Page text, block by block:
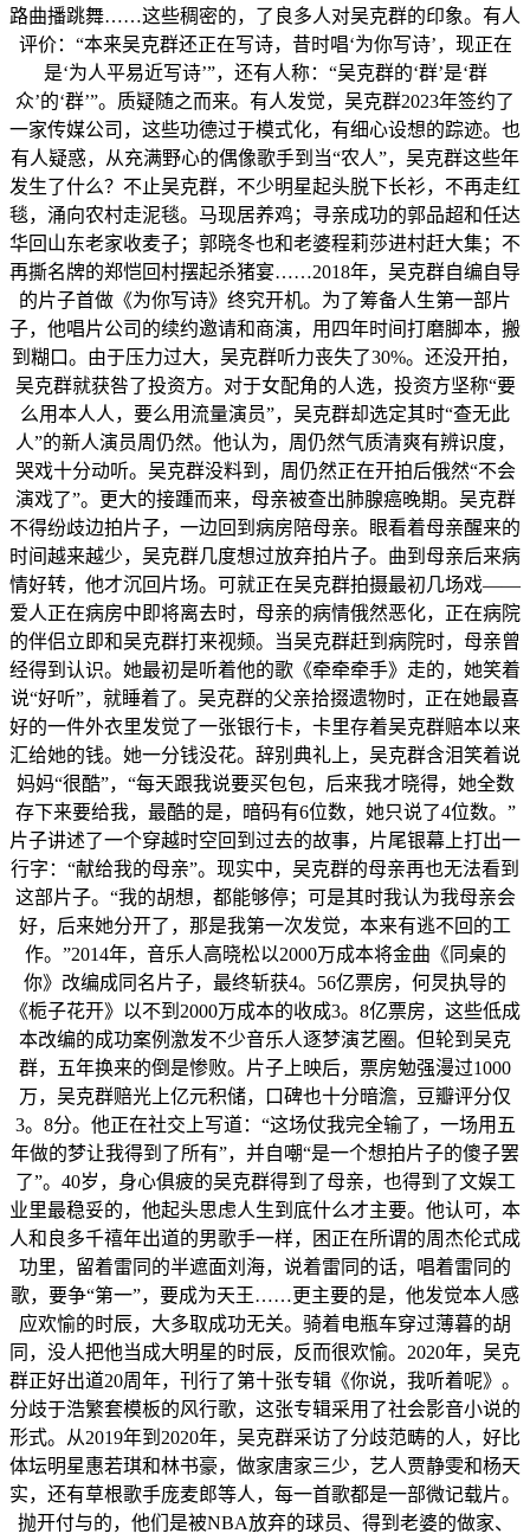
路曲播跳舞……这些稠密的，了良多人对吴克群的印象。有人
评价：“本来吴克群还正在写诗，昔时唱‘为你写诗’，现正在
是‘为人平易近写诗’”，还有人称：“吴克群的‘群’是‘群
众’的‘群’”。质疑随之而来。有人发觉，吴克群2023年签约了
一家传媒公司，这些功德过于模式化，有细心设想的踪迹。也
有人疑惑，从充满野心的偶像歌手到当“农人”，吴克群这些年
发生了什么？不止吴克群，不少明星起头脱下长衫，不再走红
毯，涌向农村走泥毯。马现居养鸡；寻亲成功的郭品超和任达
华回山东老家收麦子；郭晓冬也和老婆程莉莎进村赶大集；不
再撕名牌的郑恺回村摆起杀猪宴……2018年，吴克群自编自导
的片子首做《为你写诗》终究开机。为了筹备人生第一部片
子，他唱片公司的续约邀请和商演，用四年时间打磨脚本，搬
到糊口。由于压力过大，吴克群听力丧失了30%。还没开拍，
吴克群就获咎了投资方。对于女配角的人选，投资方坚称“要
么用本人人，要么用流量演员”，吴克群却选定其时“查无此
人”的新人演员周仍然。他认为，周仍然气质清爽有辨识度，
哭戏十分动听。吴克群没料到，周仍然正在开拍后俄然“不会
演戏了”。更大的接踵而来，母亲被查出肺腺癌晚期。吴克群
不得纷歧边拍片子，一边回到病房陪母亲。眼看着母亲醒来的
时间越来越少，吴克群几度想过放弃拍片子。曲到母亲后来病
情好转，他才沉回片场。可就正在吴克群拍摄最初几场戏——
爱人正在病房中即将离去时，母亲的病情俄然恶化，正在病院
的伴侣立即和吴克群打来视频。当吴克群赶到病院时，母亲曾
经得到认识。她最初是听着他的歌《牵牵牵手》走的，她笑着
说“好听”，就睡着了。吴克群的父亲拾掇遗物时，正在她最喜
好的一件外衣里发觉了一张银行卡，卡里存着吴克群赔本以来
汇给她的钱。她一分钱没花。辞别典礼上，吴克群含泪笑着说
妈妈“很酷”，“每天跟我说要买包包，后来我才晓得，她全数
存下来要给我，最酷的是，暗码有6位数，她只说了4位数。”
片子讲述了一个穿越时空回到过去的故事，片尾银幕上打出一
行字：“献给我的母亲”。现实中，吴克群的母亲再也无法看到
这部片子。“我的胡想，都能够停；可是其时我认为我母亲会
好，后来她分开了，那是我第一次发觉，本来有逃不回的工
作。”2014年，音乐人高晓松以2000万成本将金曲《同桌的
你》改编成同名片子，最终斩获4。56亿票房，何炅执导的
《栀子花开》以不到2000万成本的收成3。8亿票房，这些低成
本改编的成功案例激发不少音乐人逐梦演艺圈。但轮到吴克
群，五年换来的倒是惨败。片子上映后，票房勉强漫过1000
万，吴克群赔光上亿元积储，口碑也十分暗澹，豆瓣评分仅
3。8分。他正在社交上写道：“这场仗我完全输了，一场用五
年做的梦让我得到了所有”，并自嘲“是一个想拍片子的傻子罢
了”。40岁，身心俱疲的吴克群得到了母亲，也得到了文娱工
业里最稳妥的，他起头思虑人生到底什么才主要。他认可，本
人和良多千禧年出道的男歌手一样，困正在所谓的周杰伦式成
功里，留着雷同的半遮面刘海，说着雷同的话，唱着雷同的
歌，要争“第一”，要成为天王……更主要的是，他发觉本人感
应欢愉的时辰，大多取成功无关。骑着电瓶车穿过薄暮的胡
同，没人把他当成大明星的时辰，反而很欢愉。2020年，吴克
群正好出道20周年，刊行了第十张专辑《你说，我听着呢》。
分歧于浩繁套模板的风行歌，这张专辑采用了社会影音小说的
形式。从2019年到2020年，吴克群采访了分歧范畴的人，好比
体坛明星惠若琪和林书豪，做家唐家三少，艺人贾静雯和杨天
实，还有草根歌手庞麦郎等人，每一首歌都是一部微记载片。
抛开付与的，他们是被NBA放弃的球员、得到老婆的做家、